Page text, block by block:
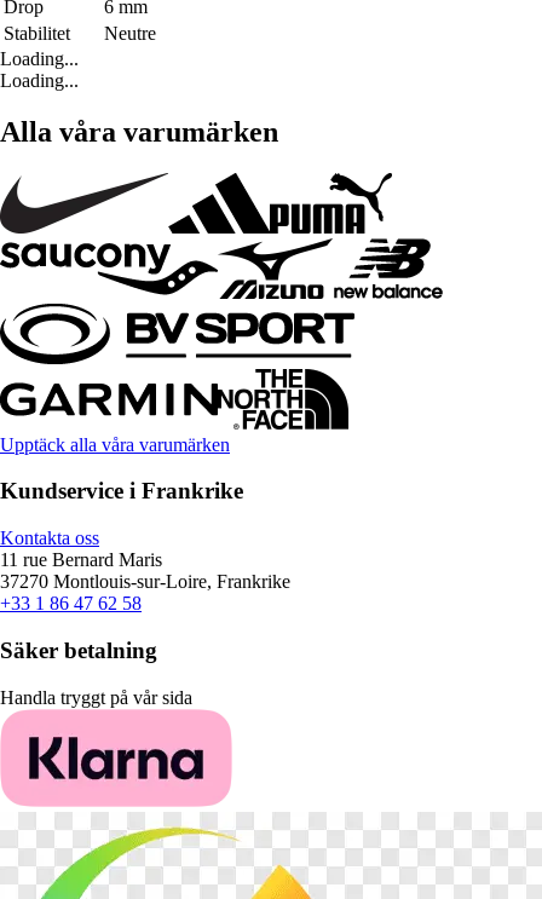
Drop
6 mm
Stabilitet
Neutre
Loading...
Loading...
Alla våra varumärken
Upptäck alla våra varumärken
Kundservice i Frankrike
Kontakta oss
11 rue Bernard Maris
37270 Montlouis-sur-Loire, Frankrike
+33 1 86 47 62 58
Säker betalning
Handla tryggt på vår sida